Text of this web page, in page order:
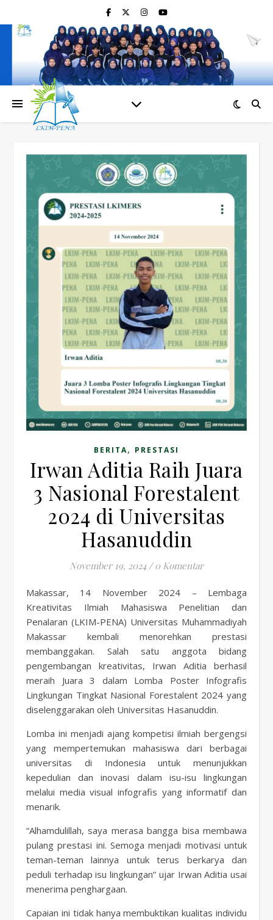
BERITA, PRESTASI
Irwan Aditia Raih Juara
3 Nasional Forestalent
2024 di Universitas
Hasanuddin
November 19, 2024 / 0 Komentar
Makassar, 14 November 2024 – Lembaga
Kreativitas Ilmiah Mahasiswa Penelitian dan
Penalaran (LKIM-PENA) Universitas Muhammadiyah
Makassar kembali menorehkan prestasi
membanggakan. Salah satu anggota bidang
pengembangan kreativitas, Irwan Aditia berhasil
meraih Juara 3 dalam Lomba Poster Infografis
Lingkungan Tingkat Nasional Forestalent 2024 yang
diselenggarakan oleh Universitas Hasanuddin.
Lomba ini menjadi ajang kompetisi ilmiah bergengsi
yang mempertemukan mahasiswa dari berbagai
universitas di Indonesia untuk menunjukkan
kepedulian dan inovasi dalam isu-isu lingkungan
melalui media visual infografis yang informatif dan
menarik.
“Alhamdulillah, saya merasa bangga bisa membawa
pulang prestasi ini. Semoga menjadi motivasi untuk
teman-teman lainnya untuk terus berkarya dan
peduli terhadap isu lingkungan” ujar Irwan Aditia usai
menerima penghargaan.
Capaian ini tidak hanya membuktikan kualitas individu